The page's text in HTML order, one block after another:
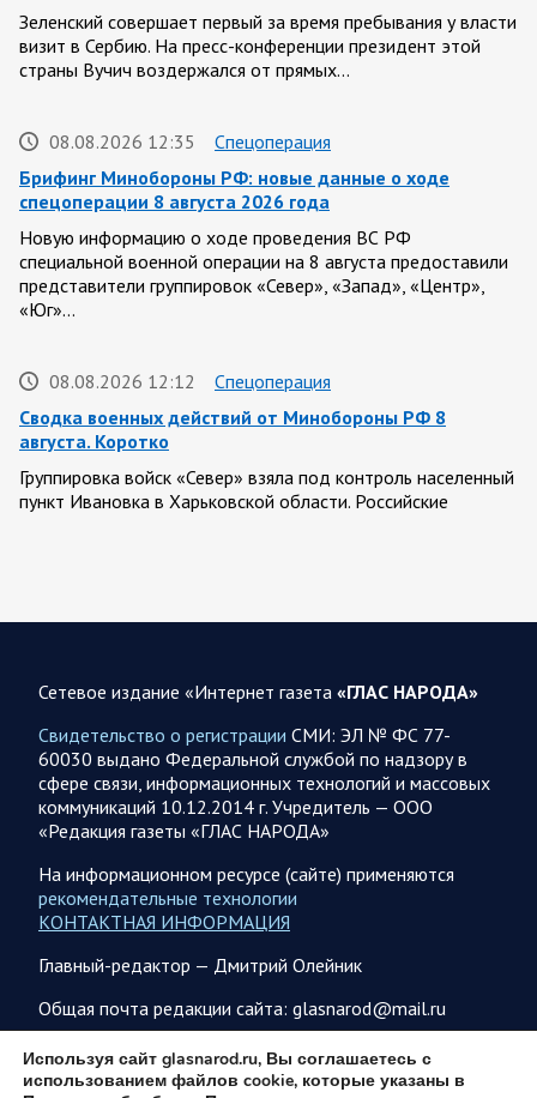
Зеленский совершает первый за время пребывания у власти
визит в Сербию. На пресс-конференции президент этой
страны Вучич воздержался от прямых…
08.08.2026 12:35
Спецоперация
Брифинг Минобороны РФ: новые данные о ходе
спецоперации 8 августа 2026 года
Новую информацию о ходе проведения ВС РФ
специальной военной операции на 8 августа предоставили
представители группировок «Север», «Запад», «Центр»,
«Юг»…
08.08.2026 12:12
Спецоперация
Сводка военных действий от Минобороны РФ 8
августа. Коротко
Группировка войск «Север» взяла под контроль населенный
пункт Ивановка в Харьковской области. Российские
Олег Царев сообщает: Мониторинг противника насчитал
якобы «сбиты/подавлены» – 135. В Киеве…
08.08.2026 10:05
Спецоперация
397 украинских БПЛА сбито ПВО ночью над 15 субъектами
РФ: Беспилотники сбивали над территориями
Белгородской, Брянской, Воронежской, Курской, Липецкой,
Орловской,…
08.08.2026 09:45
Саратовская область
После реализации инвестиционного проекта
Аткарской птицефабрики предприятию необходимо
Сетевое издание «Интернет газета «ГЛАС НАРОДА»
Свидетельство о регистрации СМИ: ЭЛ № ФС 77-
60030 выдано Федеральной службой по надзору в
сфере связи, информационных технологий и массовых
коммуникаций 10.12.2014 г. Учредитель — ООО
«Редакция газеты «ГЛАС НАРОДА»
На информационном ресурсе (сайте) применяются
рекомендательные технологии
КОНТАКТНАЯ ИНФОРМАЦИЯ
Главный-редактор — Дмитрий Олейник
Общая почта редакции сайта: glasnarod@mail.ru
ПОДПИСКА
Используя сайт glasnarod.ru, Вы соглашаетесь с
использованием файлов cookie, которые указаны в